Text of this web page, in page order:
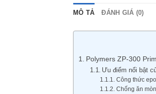
MÔ TẢ ĐÁNH GIÁ (0)
Polymers ZP-300
Ưu điểm nổi bật
Công thức
Chống ăn